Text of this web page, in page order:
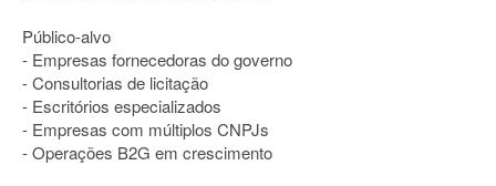
Público-alvo
- Empresas fornecedoras do governo
- Consultorias de licitação
- Escritórios especializados
- Empresas com múltiplos CNPJs
- Operações B2G em crescimento